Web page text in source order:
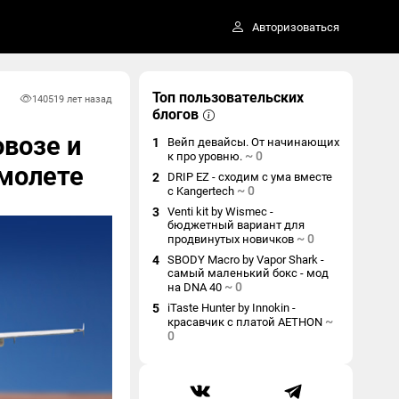
Авторизоваться
140519 лет назад
и
Топ пользовательских
блогов
1
Вейп девайсы. От начинающих
к про уровню. ~0
2
DRIP EZ - сходим с ума вместе
с Kangertech ~0
3 Venti kit by Wismec -
бюджетный вариант для
продвинутых новичков ~0
4 SBODY Macro by Vapor Shark -
самый маленький бокс - мод
на DNA 40 ~0
5
iTaste Hunter by Innokin -
красавчик с платой AETHON ~
0